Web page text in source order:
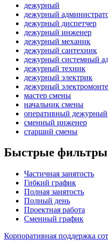
дежурный
дежурный
дежурный диспетчер
дежурный инженер
дежурный механик
дежурный сантехник
дежурный системный
дежурный техник
дежурный электрик
дежурный
мастер смены
начальник смены
оперативный дежурный
сменный инженер
старший смены
Быстрые фильтры
Частичная занятость
Гибкий график
Полная занятость
Полный день
Проектная работа
Сменный график
Корпоративная поддержка